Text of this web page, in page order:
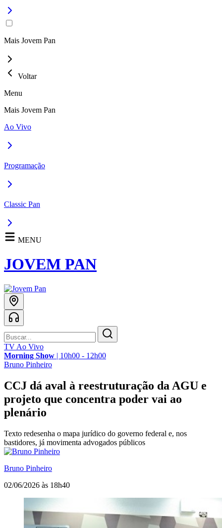
Mais Jovem Pan
Voltar
Menu
Mais Jovem Pan
Ao Vivo
Programação
Classic Pan
MENU
JOVEM PAN
TV Ao Vivo
Morning Show | 10h00 - 12h00
Bruno Pinheiro
CCJ dá aval à reestruturação da AGU e
projeto que concentra poder vai ao
plenário
Texto redesenha o mapa jurídico do governo federal e, nos
bastidores, já movimenta advogados públicos
Bruno Pinheiro
02/06/2026 às 18h40